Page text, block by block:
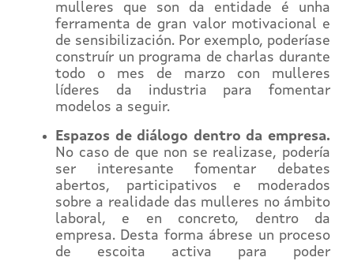
mulleres que son da entidade é unha
ferramenta de gran valor motivacional e
de sensibilización. Por exemplo, poderíase
construír un programa de charlas durante
todo o mes de marzo con mulleres
líderes da industria para fomentar
modelos a seguir.
Espazos de diálogo dentro da empresa.
No caso de que non se realizase, podería
ser interesante fomentar debates
abertos, participativos e moderados
sobre a realidade das mulleres no ámbito
laboral, e en concreto, dentro da
empresa. Desta forma ábrese un proceso
de escoita activa para poder